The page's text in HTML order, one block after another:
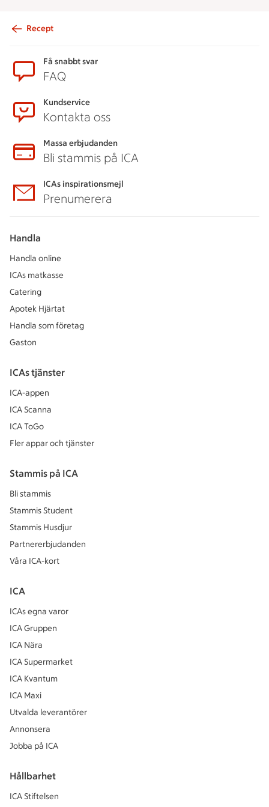
Recept
Få snabbt svar
FAQ
Kundservice
Kontakta oss
Massa erbjudanden
Bli stammis på ICA
ICAs inspirationsmejl
Prenumerera
Handla
Handla online
ICAs matkasse
Catering
Apotek Hjärtat
Handla som företag
Gaston
ICAs tjänster
ICA-appen
ICA Scanna
ICA ToGo
Fler appar och tjänster
Stammis på ICA
Bli stammis
Stammis Student
Stammis Husdjur
Partnererbjudanden
Våra ICA-kort
ICA
ICAs egna varor
ICA Gruppen
ICA Nära
ICA Supermarket
ICA Kvantum
ICA Maxi
Utvalda leverantörer
Annonsera
Jobba på ICA
Hållbarhet
ICA Stiftelsen